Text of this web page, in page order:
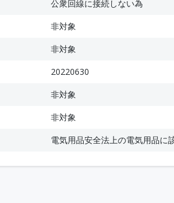
公衆回線に接続しない為
非対象
非対象
20220630
非対象
非対象
電気用品安全法上の電気用品に